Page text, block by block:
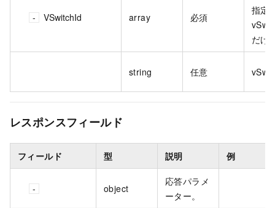
VSwitchId array 必須
指定
だけ
string 任意
レスポンスフィールド
フィールド 型 説明 例
object
応答パラメ
ーター。